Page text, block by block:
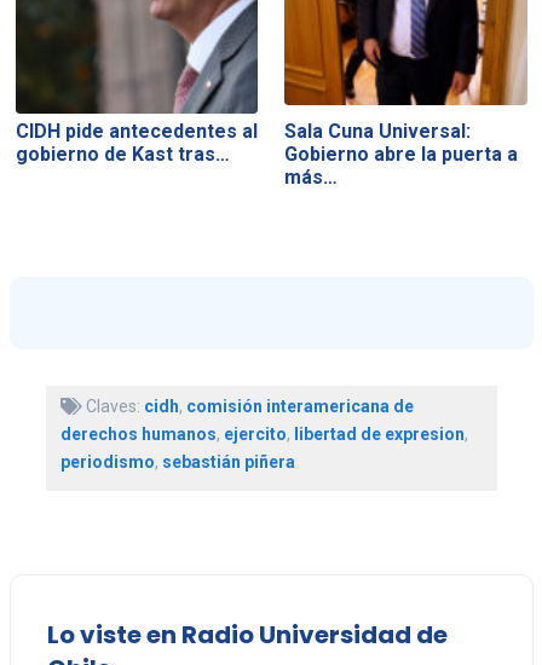
CIDH pide antecedentes al
gobierno de Kast tras…
Sala Cuna Universal:
Gobierno abre la puerta a
más…
Claves: cidh, comisión interamericana de
derechos humanos, ejercito, libertad de expresion,
periodismo, sebastián piñera
Lo viste en Radio Universidad de